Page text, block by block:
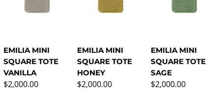
EMILIA MINI
SQUARE TOTE
VANILLA
Regular price
$2,000.00
EMILIA MINI
SQUARE TOTE
HONEY
Regular price
$2,000.00
EMILIA MINI
SQUARE TOTE
SAGE
Regular price
$2,000.00